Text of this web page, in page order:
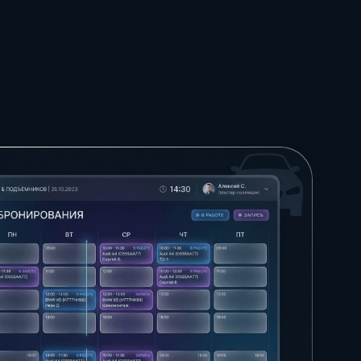
и
инструкции, чек-
листы, шаблоны и
полезные
материалы